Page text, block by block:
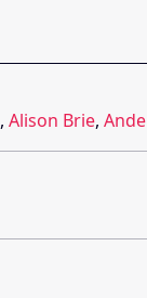
, Alison Brie,